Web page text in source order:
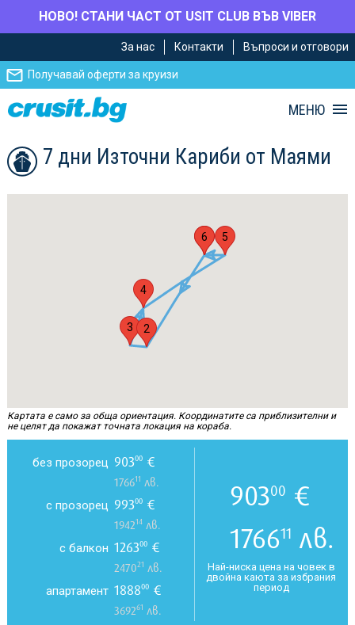
НОВО! СТАНИ ЧАСТ ОТ USIT CLUB ВЪВ VIBER
главното
съдържание
Навигацията
За нас Контакти Въпроси и отговори
Получавай оферти за круизи
МЕНЮ
7 дни Източни Кариби от Маями
1
2
3
4
5
6
Картата е само за обща ориентация. Координатите са приблизителни и
не целят да покажат точната локация на кораба.
без прозорец 90300€
176611 лв.
с прозорец 99300€
194214лв.
с балкон 126300€
247021 лв.
апартамент 188800€
369261 лв.
90300 €
176611 лв.
Най-ниска цена на човек в
двойна каюта за избрания
период